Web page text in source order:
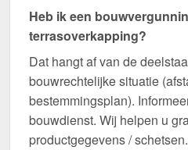
Heb ik een
terrasoverkapping?
Dat hangt af van de
bouwrechtelijke situatie
bestemmingsplan).
bouwdienst. Wij helpen u
productgegevens / schetsen.